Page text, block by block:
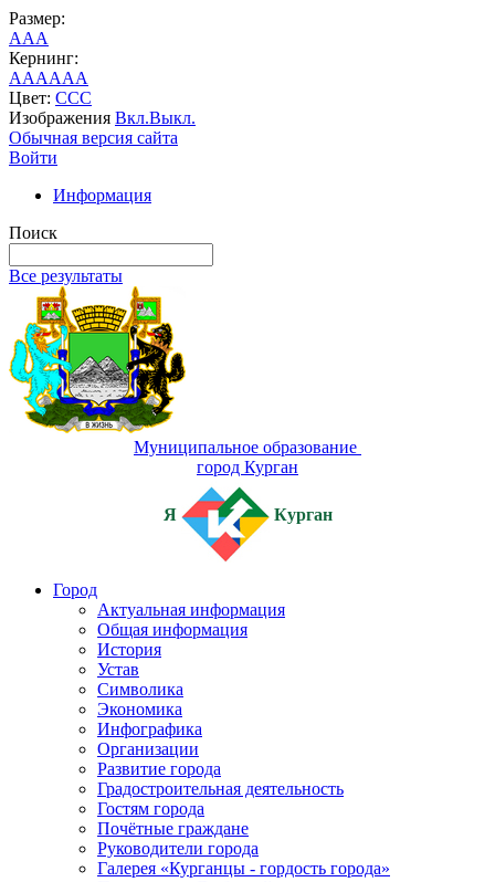
Размер:
AAA
Кернинг:
AAAAAA
Цвет: CCC
Изображения Вкл.Выкл.
Обычная версия сайта
Войти
Информация
Поиск
Все результаты
Муниципальное образование
город Курган
Я Курган
Город
Актуальная информация
Общая информация
История
Устав
Символика
Экономика
Инфографика
Организации
Развитие города
Градостроительная деятельность
Гостям города
Почётные граждане
Руководители города
Галерея «Курганцы - гордость города»